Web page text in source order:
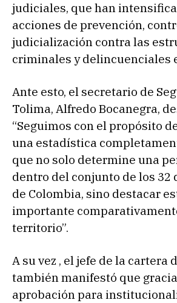
judiciales, que han
acciones de prevención,
judicialización contra las
criminales y delincuenciales
Ante esto, el secretario de
Tolima, Alfredo Bocanegra,
“Seguimos con el propósito
una estadística
que no solo determine una
dentro del conjunto de los 32
de Colombia, sino destacar
importante
territorio”.
A su vez , el jefe de la cartera
también manifestó que
aprobación para